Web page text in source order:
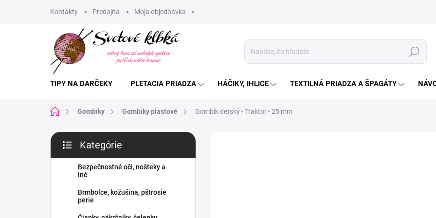
Kontakty Predajňa Moja objednávka
Hľadať
TIPY NA DARČEKY PLETACIA PRIADZA HÁČIKY, IHLICE TEXTILNÁ PRIADZA A ŠPAGÁTY
DomovGombíky Gombíky plastové Gombík detský - Traktor - 25 mm
B
č
kategórie
Kategórie
Bezpečnostné oči, nošteky a
iné
Brmbolce, kožušina, pštrosie
perie